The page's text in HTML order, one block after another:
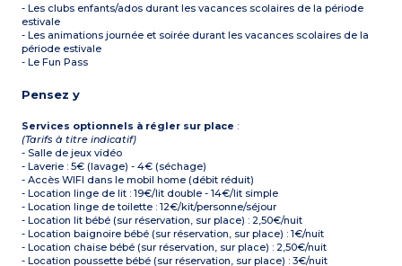
- Les clubs enfants/ados durant les vacances scolaires de la période
estivale
- Les animations journée et soirée durant les vacances scolaires de la
période estivale
- Le Fun Pass
Pensez y
Services optionnels à régler sur place :
(Tarifs à titre indicatif)
- Salle de jeux vidéo
- Laverie : 5€ (lavage) - 4€ (séchage)
- Accès WIFI dans le mobil home (débit réduit)
- Location linge de lit : 19€/lit double - 14€/lit simple
- Location linge de toilette : 12€/kit/personne/séjour
- Location lit bébé (sur réservation, sur place) : 2,50€/nuit
- Location baignoire bébé (sur réservation, sur place) : 1€/nuit
- Location chaise bébé (sur réservation, sur place) : 2,50€/nuit
- Location poussette bébé (sur réservation, sur place) : 3€/nuit